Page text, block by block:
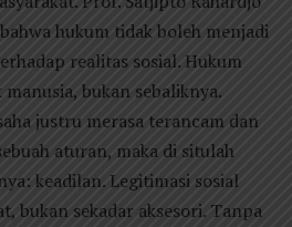
hukum tidak boleh menjadi
realitas sosial. Hukum
bukan sebaliknya.
justru merasa terancam dan
aturan, maka di situlah
keadilan. Legitimasi sosial
bukan sekadar aksesori. Tanpa